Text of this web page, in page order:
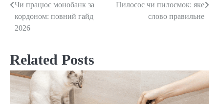
Post
navigation
Чи працює монобанк за
кордоном: повний гайд
2026
Пилосос чи пилосмок: яке
слово правильне
Related Posts